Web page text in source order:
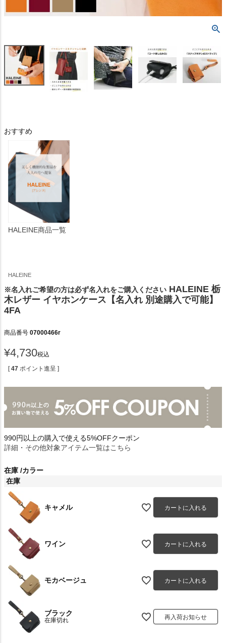
おすすめ
HALEINE商品一覧
HALEINE
※名入れご希望の方は必ず名入れをご購入ください HALEINE 栃
木レザー イヤホンケース【名入れ 別途購入で可能】
4FA
商品番号 07000466r
¥4,730税込
[ 47 ポイント進呈 ]
990円以上の購入で使える5%OFFクーポン
詳細・その他対象アイテム一覧はこちら
在庫 カラー
在庫
キャメル カートに入れる
ワイン カートに入れる
モカベージュ カートに入れる
ブラック
在庫切れ 再入荷お知らせ